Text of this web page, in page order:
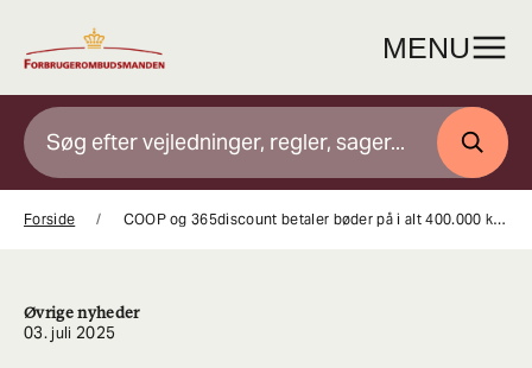
indhold
MENU
SØG
Forside COOP og 365discount betaler bøder på i alt 400.000 kroner for ikke at skjule tobaksprodukter i deres supermarkeder
Øvrige nyheder
03. juli 2025